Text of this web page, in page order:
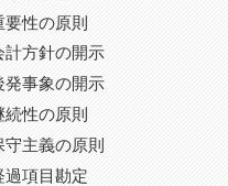
要性の原則
計方針の開示
発事象の開示
続性の原則
守主義の原則
過項目勘定